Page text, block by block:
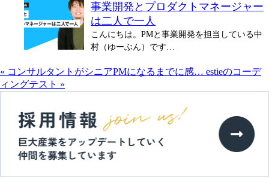
事業開発とプロダクトマネージャー
は二人で一人
こんにちは。PMと事業開発を担当している中
村（ゆーぶん）です…
« コンサルタントがシニアPMになるまでに感… estieのコーデ
ィングテスト »